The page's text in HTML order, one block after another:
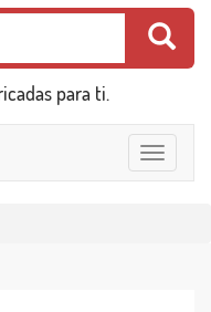
para ti.
Toggle
navigation